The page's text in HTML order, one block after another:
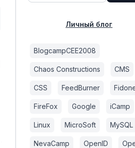
Личный блог
BlogcampCEE2008
Chaos Constructions CMS
CSS FeedBurner
FireFox Google iCamp
Linux MicroSoft MySQL
NevaCamp OpenID